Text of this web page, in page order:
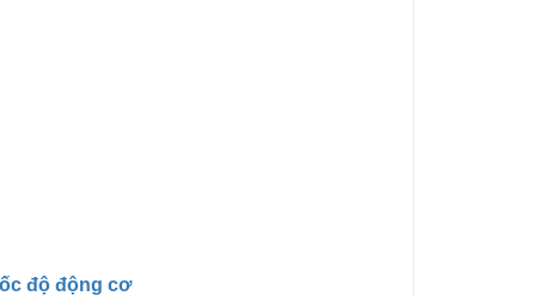
độ động cơ